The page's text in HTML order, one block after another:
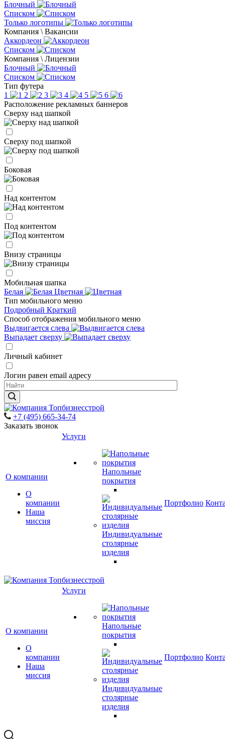
Блочный
Списком
Только логотипы
Компания \ Вакансии
Аккордеон
Списком
Компания \ Лицензии
Блочный
Списком
Тип футера
1
2 3 4 5
6
Расположение рекламных баннеров
Сверху над шапкой
Сверху под шапкой
Боковая
Над контентом
Под контентом
Внизу страницы
Мобильная шапка
Белая
Цветная
Тип мобильного меню
Подробный Краткий
Способ отображения мобильного меню
Выдвигается слева
Выпадает сверху
Личный кабинет
Логин равен email адресу
+7 (495) 665-34-74
Заказать звонок
О компании
О
компании
Наша
миссия
Услуги
Напольные
покрытия
Индивидуальные
столярные
изделия
Портфолио
О компании
О
компании
Наша
миссия
Услуги
Напольные
покрытия
Индивидуальные
столярные
изделия
Портфолио